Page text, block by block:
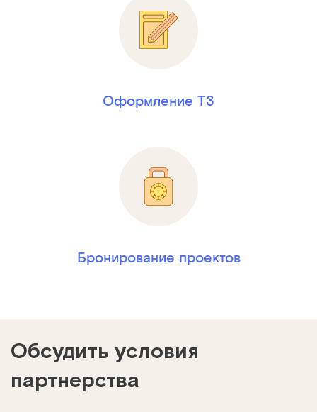
Оформление ТЗ
Бронирование проектов
Обсудить условия
партнерства